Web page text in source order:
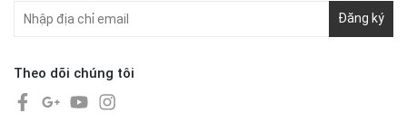
Đăng ký
Theo dõi chúng tôi